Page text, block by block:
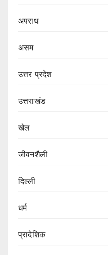
अपराध
असम
उत्तर प्रदेश
उत्तराखंड
खेल
जीवनशैली
दिल्ली
धर्म
प्रादेशिक